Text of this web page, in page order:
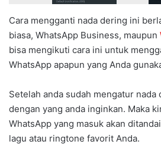
Cara mengganti nada dering ini
biasa, WhatsApp Business, maupun
bisa mengikuti cara ini untuk
WhatsApp apapun yang Anda
Setelah anda sudah mengatur nada
dengan yang anda inginkan. Maka
WhatsApp yang masuk akan
lagu atau ringtone favorit Anda.